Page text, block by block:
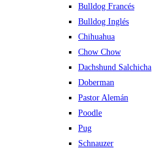
Bulldog Francés
Bulldog Inglés
Chihuahua
Chow Chow
Dachshund Salchicha
Doberman
Pastor Alemán
Poodle
Pug
Schnauzer